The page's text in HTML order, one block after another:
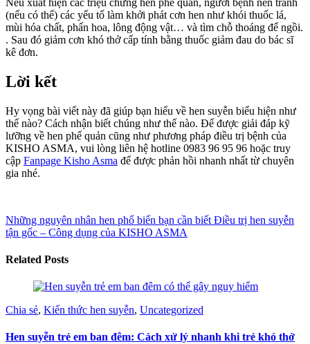
(nếu có thể) các yếu tố làm khởi phát cơn hen như khói thuốc lá,
mùi hóa chất, phấn hoa, lông động vật… và tìm chỗ thoáng để ngồi.
. Sau đó giảm cơn khó thở cấp tính bằng thuốc giảm đau do bác sĩ
kê đơn.
Lời kết
Hy vọng bài viết này đã giúp bạn hiểu về hen suyễn biểu hiện như
thế nào? Cách nhận biết chúng như thế nào. Để được giải đáp kỹ
lưỡng về hen phế quản cũng như phương pháp điều trị bệnh của
KISHO ASMA, vui lòng liên hệ hotline 0983 96 95 96 hoặc truy
cập Fanpage Kisho Asma để được phản hồi nhanh nhất từ chuyên
gia nhé.
Những nguyên nhân hen phổ biến bạn cần biết Điều trị hen suyễn
tận gốc – Công dụng của KISHO ASMA
Related Posts
Chia sẻ, Kiến thức hen suyễn, Uncategorized
Hen suyễn trẻ em ban đêm: Cách xử lý nhanh khi trẻ khó thở